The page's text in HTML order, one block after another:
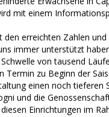
mit einem
den erreichten Zahlen
immer unterstützt
von tausend
Termin zu Beginn der
einen noch
und die
Einrichtungen im